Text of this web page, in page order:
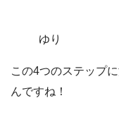
ゆり
この4つのステップ
んですね！